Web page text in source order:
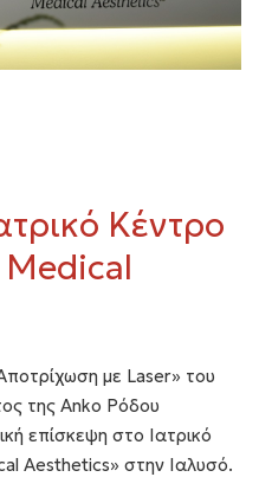
Κέντρο
με Laser» του
της Anko Ρόδου
επίσκεψη στο Ιατρικό
Aesthetics» στην Ιαλυσό.